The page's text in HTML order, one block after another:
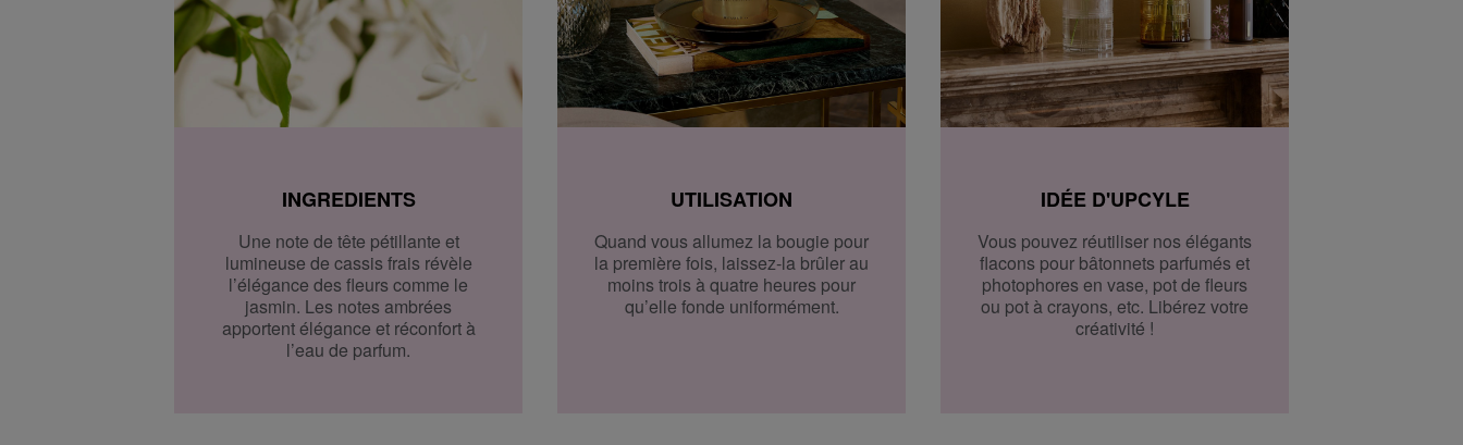
Dès que votre colis est prêt, vous recevrez un email. Vous pouvez le récupérer
sur présentation du code track & trace.
Accédez à plus d’informations et à la FAQ sur la livraison.
(partiellement) ou l'annuler. Après l'annulation, vous disposez d'un délai
commande, vous pouvez nous contacter ou utiliser le formulaire de retour.
Échange ou retour en magasin
ous pouvez également retourner ou échanger le produit dans un magasin près de
chez vous. Vous n’avez pas besoin de remplir un formulaire de retour pour cela.
Veuillez apporter votre confirmation de commande avec vous.
INGREDIENTS
Une note de tête pétillante et
lumineuse de cassis frais révèle
l’élégance des fleurs comme le
jasmin. Les notes ambrées
apportent élégance et réconfort à
l’eau de parfum.
UTILISATION
Quand vous allumez la bougie pour
la première fois, laissez-la brûler au
moins trois à quatre heures pour
qu’elle fonde uniformément.
IDÉE D'UPCYLE
Vous pouvez réutiliser nos élégants
flacons pour bâtonnets parfumés et
photophores en vase, pot de fleurs
ou pot à crayons, etc. Libérez votre
créativité !